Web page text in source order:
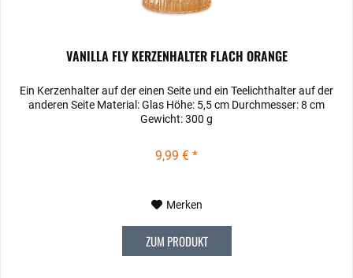
VANILLA FLY KERZENHALTER FLACH ORANGE
Ein Kerzenhalter auf der einen Seite und ein Teelichthalter auf der
anderen Seite Material: Glas Höhe: 5,5 cm Durchmesser: 8 cm
Gewicht: 300 g
9,99 € *
Merken
ZUM PRODUKT